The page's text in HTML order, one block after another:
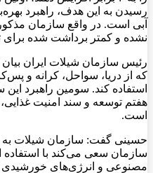
رسیدن به این هدف، راهبرد
آبی است. در واقع سازمان
نشده و کمتر برداشت شده برای
رئیس سازمان شیلات ایران
که از دریا، سواحل، کرانه و
استفاده کند. سومین راهبرد
هفتم توسعه و سند امنیت غذایی،
است.
حسینی گفت: سازمان شیلات به
سازمان سعی می‌کند با
مصنوعی و انرژی‌های خورشیدی